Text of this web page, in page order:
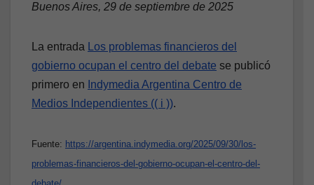
Buenos Aires, 29 de septiembre de 2025
La entrada
Los problemas financieros del
gobierno ocupan el centro del debate se publicó
primero en Indymedia Argentina Centro de
Medios Independientes (( i )).
Fuente: https://argentina.indymedia.org/2025/09/30/los-
problemas-financieros-del-gobierno-ocupan-el-centro-del-